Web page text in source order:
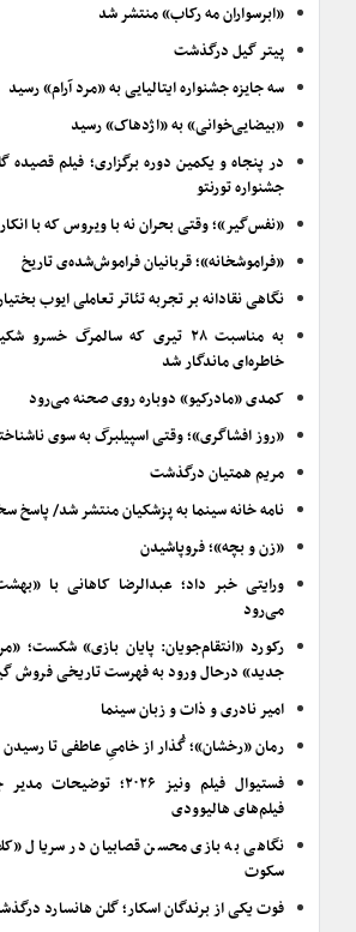
«ابرسواران مه رکاب» منتشر شد
پیتر گیل درگذشت
سه جایزه جشنواره ایتالیایی به «مرد آرام» رسید
«بیضایی‌خوانی» به «اژدهاک» رسید
در پنجاه و یکمین دوره برگزاری؛ فیلم
جشنواره تورنتو
«نفس‌گیر»؛ وقتی بحران نه با ویروس که با
«فراموشخانه»؛ قربانیان فراموش‌شده‌ی تاریخ
نگاهی نقادانه بر تجربه تئاتر تعاملی ایوب
به مناسبت ۲۸ تیری که سالمرگ
خاطره‌ای ماندگار شد
کمدی «مادرکیو» دوباره روی صحنه می‌رود
«روز افشاگری»؛ وقتی اسپیلبرگ به سوی
مریم همتیان درگذشت
نامه خانه سینما به پزشکیان منتشر شد/ پاسخ
«زن و بچه»؛ فروپاشیدن
ورایتی خبر داد؛ عبدالرضا کاهانی با
می‌رود
رکورد «انتقام‌جویان: پایان بازی» شکست؛
جدید» درحال ورود به فهرست تاریخی فروش
امیر نادری و ذات و زبان سینما
رمان «رخشان»؛ گُذار از خامیِ عاطفی تا رسیدن
فستیوال فیلم ونیز ۲۰۲۶؛
فیلم‌های هالیوودی
نگاهی به بازی محسن قصابیان در سریال
سکوت
فوت یکی از برندگان اسکار؛ گلن هانسارد